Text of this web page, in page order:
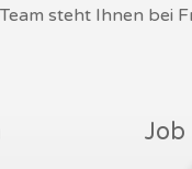
steht Ihnen bei